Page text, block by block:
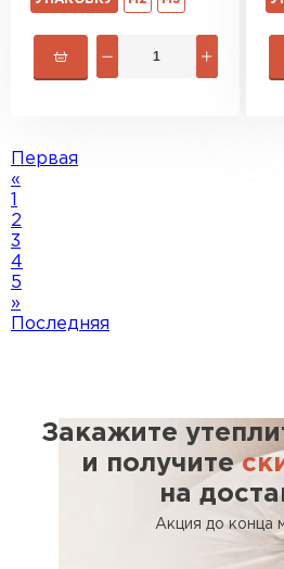
Первая
«
2
3
4
5
»
Последняя
Закажите
и получите
на
Акция до конца